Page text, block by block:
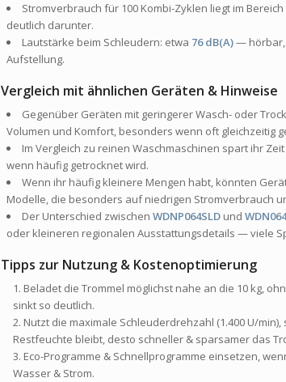
Stromverbrauch für 100 Kombi-Zyklen liegt im
deutlich darunter.
Lautstärke beim Schleudern: etwa 76 dB(A)— hörbar,
Aufstellung.
Vergleich mit ähnlichen Geräten & Hinweise
Gegenüber Geräten mit geringerer Wasch- oder
Volumen und Komfort, besonders wenn oft gleichzeitig
Im Vergleich zu reinen Waschmaschinen spart ihr
wenn häufig getrocknet wird.
Wenn ihr häufig kleinere Mengen habt, könnten
Modelle, die besonders auf niedrigen Stromverbrauch
Der Unterschied zwischenWDNP064SLD und
oder kleineren regionalen Ausstattungsdetails — viele
Tipps zur Nutzung & Kostenoptimierung
Beladet die Trommel möglichst nahe an die 10 kg,
sinkt so deutlich.
Nutzt die maximale Schleuderdrehzahl (1.400 U/
Restfeuchte bleibt, desto schneller & sparsamer das
Eco-Programme & Schnellprogramme einsetzen,
Wasser & Strom.